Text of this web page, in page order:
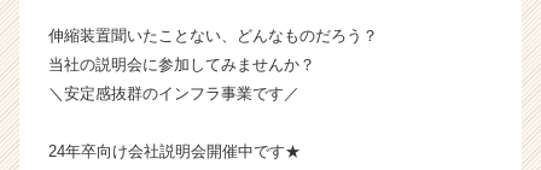
の
タ
イ
ラ
伸縮装置聞いたことない、どんなものだろう？
当社の説明会に参加してみませんか？
＼安定感抜群のインフラ事業です／
24年卒向け会社説明会開催中です★